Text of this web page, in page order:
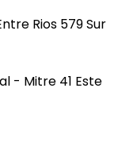
Rios 579 Sur
- Mitre 41 Este